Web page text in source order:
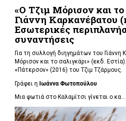
«Ο Τζιμ Μόρισον και το
Γιάννη Καρκανέβατου
Εσωτερικές
συναντήσεις
Για τη συλλογή διηγημάτων του Γιάννη
Μόρισον και το σαλιγκάρι» (εκδ.
«Πάτερσον» (2016) του Τζιμ Τζάρμους.
Γράφει η Ιωάννα Φωτοπούλου
Μια φωτιά στο Καλαμίτσι γίνεται ο κα...